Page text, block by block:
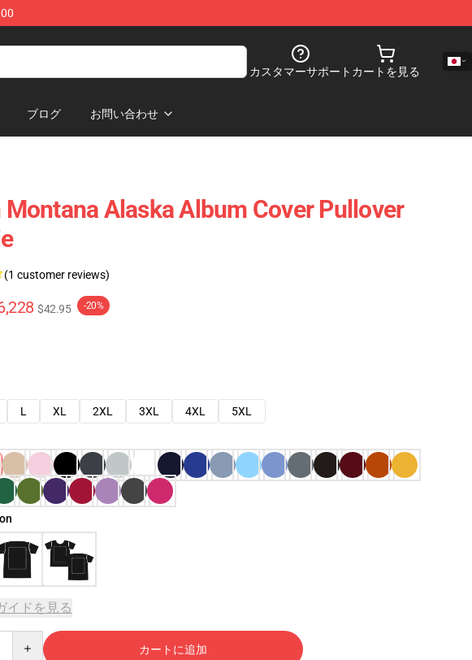
カスタマーサポート カートを見る
ブログ お問い合わせ
Montana Alaska Album Cover Pullover
(1 customer reviews)
$42.95 -20%
L XL 2XL 3XL 4XL
5XL
イドを見る
カートに追加